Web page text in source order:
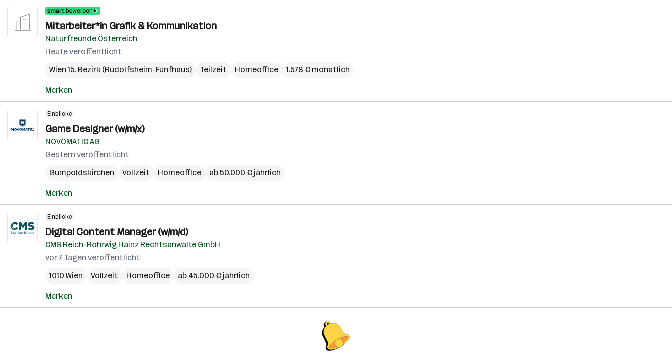
Mitarbeiter*in Grafik & Kommunikation
Naturfreunde Österreich
Heute veröffentlicht
Wien 15. Bezirk (Rudolfsheim-Fünfhaus)
Teilzeit Homeoffice 1.578 € monatlich
Merken
Einblicke
Game Designer (w/m/x)
NOVOMATIC AG
Gestern veröffentlicht
Gumpoldskirchen
Vollzeit Homeoffice ab 50.000 € jährlich
Merken
Einblicke
Digital Content Manager (w/m/d)
CMS Reich-Rohrwig Hainz Rechtsanwälte GmbH
vor 7 Tagen veröffentlicht
1010 Wien
Vollzeit Homeoffice ab 45.000 € jährlich
Merken